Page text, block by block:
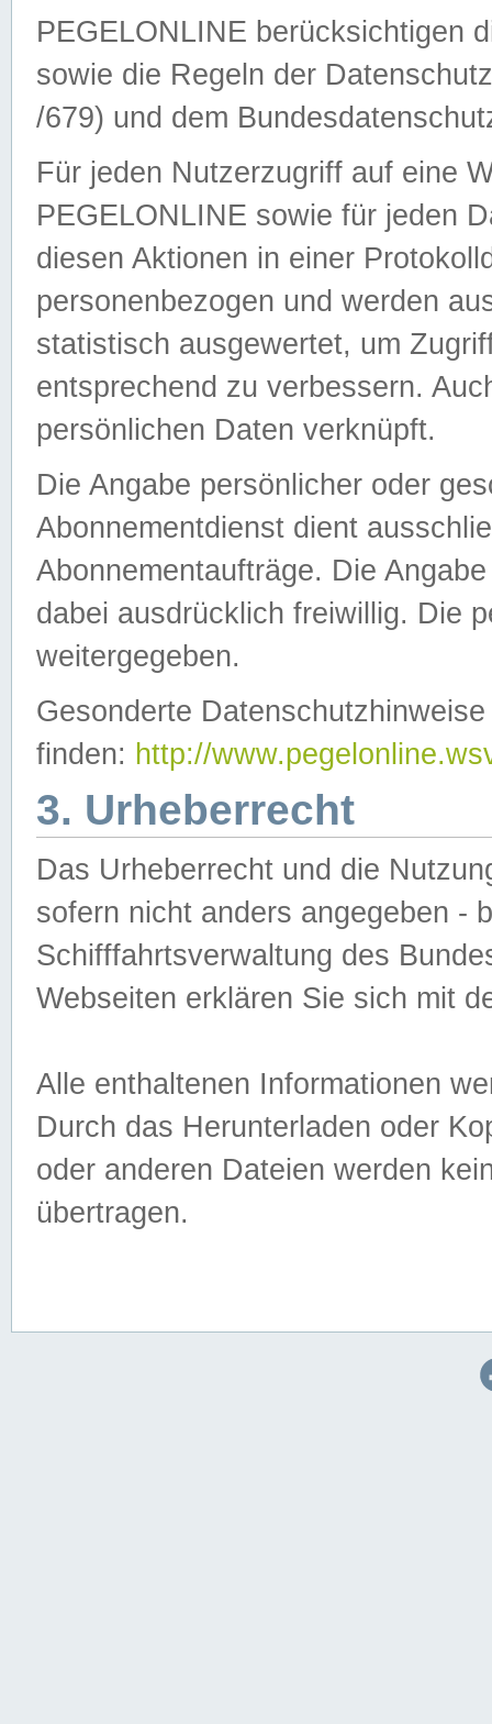
PEGELONLINE berücksichtigen
sowie die Regeln der
/679) und dem
Für jeden Nutzerzugriff auf eine
PEGELONLINE sowie für jeden
diesen Aktionen in einer
personenbezogen und werden
statistisch ausgewertet, um
entsprechend zu verbessern.
persönlichen Daten verknüpft.
Die Angabe persönlicher oder
Abonnementdienst dient
Abonnementaufträge. Die
dabei ausdrücklich freiwillig. Die
weitergegeben.
Gesonderte
finden: http://
3. Urheberrecht
Das Urheberrecht und die
sofern nicht anders angegeben -
Schifffahrtsverwaltung des
Webseiten erklären Sie sich mit
Alle enthaltenen Informationen
Durch das Herunterladen oder
oder anderen Dateien werden
übertragen.